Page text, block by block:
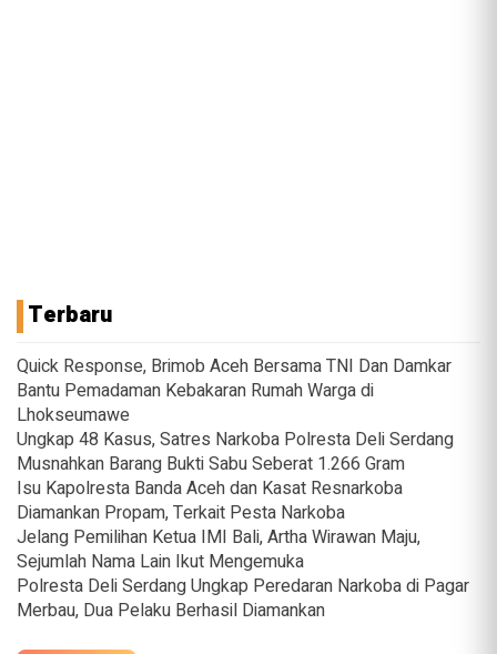
Terbaru
Quick Response, Brimob Aceh Bersama TNI Dan Damkar
Bantu Pemadaman Kebakaran Rumah Warga di
Lhokseumawe
Ungkap 48 Kasus, Satres Narkoba Polresta Deli Serdang
Musnahkan Barang Bukti Sabu Seberat 1.266 Gram
Isu Kapolresta Banda Aceh dan Kasat Resnarkoba
Diamankan Propam, Terkait Pesta Narkoba
Jelang Pemilihan Ketua IMI Bali, Artha Wirawan Maju,
Sejumlah Nama Lain Ikut Mengemuka
Polresta Deli Serdang Ungkap Peredaran Narkoba di Pagar
Merbau, Dua Pelaku Berhasil Diamankan